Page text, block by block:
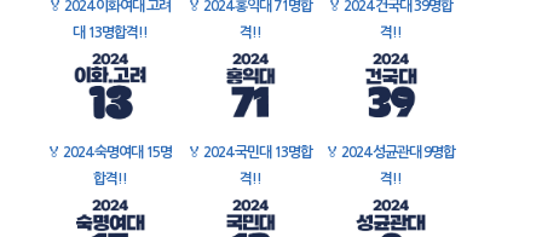
🏅 2024 이화여대 고려
대 13명합격!!
🏅 2024 홍익대 71명합
격!!
🏅 2024 건국대 39명합
격!!
🏅 2024 숙명여대 15명
합격!!
🏅 2024 국민대 13명합
격!!
🏅 2024 성균관대 9명합
격!!